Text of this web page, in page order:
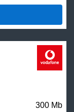
300 Mb